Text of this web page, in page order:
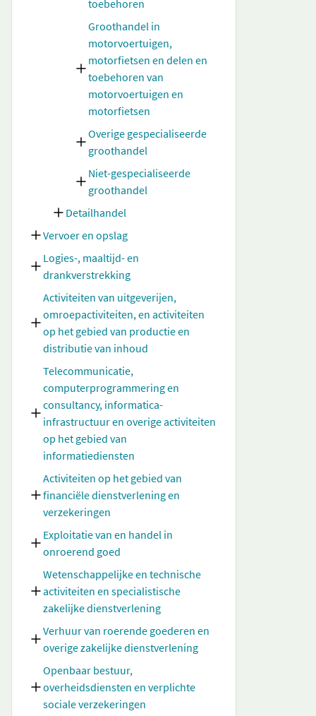
toebehoren
Groothandel in
motorvoertuigen,
motorfietsen en delen en
toebehoren van
motorvoertuigen en
motorfietsen
Overige gespecialiseerde
groothandel
Niet-gespecialiseerde
groothandel
Detailhandel
Vervoer en opslag
Logies-, maaltijd- en
drankverstrekking
Activiteiten van uitgeverijen,
omroepactiviteiten, en activiteiten
op het gebied van productie en
distributie van inhoud
Telecommunicatie,
computerprogrammering en
consultancy, informatica-
infrastructuur en overige activiteiten
op het gebied van
informatiediensten
Activiteiten op het gebied van
financiële dienstverlening en
verzekeringen
Exploitatie van en handel in
onroerend goed
Wetenschappelijke en technische
activiteiten en specialistische
zakelijke dienstverlening
Verhuur van roerende goederen en
overige zakelijke dienstverlening
Openbaar bestuur,
overheidsdiensten en verplichte
sociale verzekeringen